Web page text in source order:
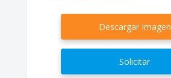
Descargar Imagen
Solicitar